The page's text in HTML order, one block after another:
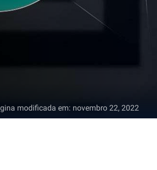
modificada em: novembro 22, 2022